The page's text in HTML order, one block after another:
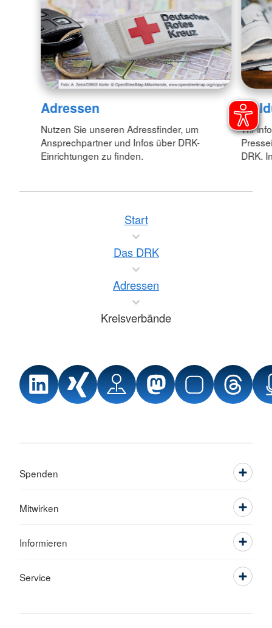
Adressen
Nutzen Sie unseren Adressfinder, um
Ansprechpartner und Infos über DRK-
Einrichtungen zu finden.
Wir
DRK.
Start
Das DRK
Adressen
Kreisverbände
Spenden
Mitwirken
Informieren
Service